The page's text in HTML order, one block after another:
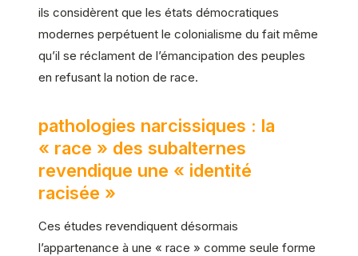
ils considèrent que les états démocratiques
modernes perpétuent le colonialisme du fait même
qu’il se réclament de l’émancipation des peuples
en refusant la notion de race.
pathologies narcissiques : la
« race » des subalternes
revendique une « identité
racisée »
Ces études revendiquent désormais
l’appartenance à une « race » comme seule forme